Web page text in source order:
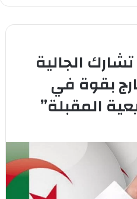
الجالية
بقوة في
المقبلة”